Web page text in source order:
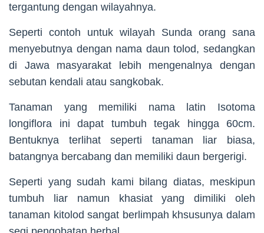
tergantung dengan wilayahnya.
Seperti contoh untuk wilayah Sunda orang sana
menyebutnya dengan nama daun tolod, sedangkan
di Jawa masyarakat lebih mengenalnya dengan
sebutan kendali atau sangkobak.
Tanaman yang memiliki nama latin Isotoma
longiflora ini dapat tumbuh tegak hingga 60cm.
Bentuknya terlihat seperti tanaman liar biasa,
batangnya bercabang dan memiliki daun bergerigi.
Seperti yang sudah kami bilang diatas, meskipun
tumbuh liar namun khasiat yang dimiliki oleh
tanaman kitolod sangat berlimpah khsusunya dalam